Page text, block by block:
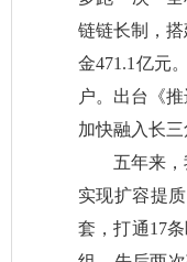
链链长制，
金471.1亿元
户。出台《
加快融入长
五年来
实现扩容提
套，打通17